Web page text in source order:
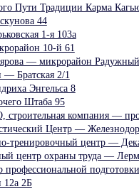
Пути Традиции Карма
44
1-я 103а
10-й 61
— микрорайон
— Братская 2/1
Энгельса 8
Штаба 95
строительная компания —
Центр —
тренировочный центр —
центр охраны труда —
профессиональной
2Б